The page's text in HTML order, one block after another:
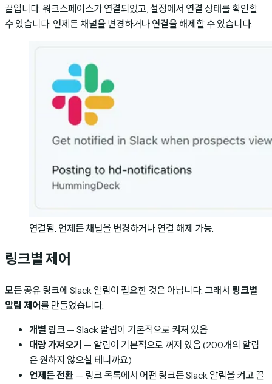
끝입니다. 워크스페이스가 연결되었고, 설정에서 연결 상태를 확인할
수 있습니다. 언제든 채널을 변경하거나 연결을 해제할 수 있습니다.
연결됨. 언제든 채널을 변경하거나 연결 해제 가능.
링크별 제어
모든 공유 링크에 Slack 알림이 필요한 것은 아닙니다. 그래서 링크별
알림 제어를 만들었습니다:
개별 링크 — Slack 알림이 기본적으로 켜져 있음
대량 가져오기 — 알림이 기본적으로 꺼져 있음 (200개의 알림
은 원하지 않으실 테니까요)
언제든 전환 — 링크 목록에서 어떤 링크든 Slack 알림을 켜고 끌